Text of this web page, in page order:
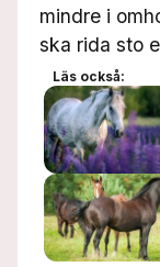
mindre i
ska rida sto
Läs också: